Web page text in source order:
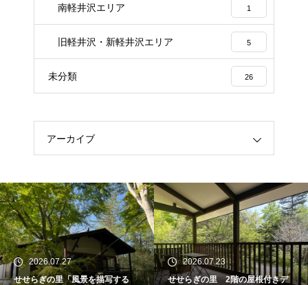
南軽井沢エリア 1
旧軽井沢・新軽井沢エリア 5
未分類 26
アーカイブ
2026.07.27
せせらぎの里「風景を描写する
2026.07.23
せせらぎの里 2階の屋根付きデ